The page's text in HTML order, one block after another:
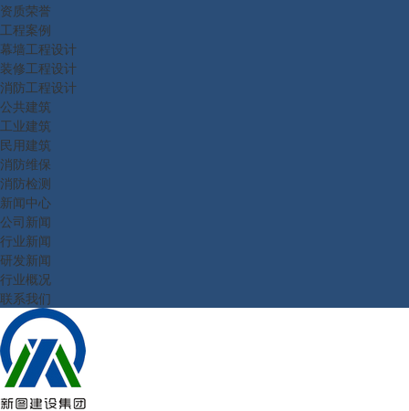
资质荣誉
工程案例
幕墙工程设计
装修工程设计
消防工程设计
公共建筑
工业建筑
民用建筑
消防维保
消防检测
新闻中心
公司新闻
行业新闻
研发新闻
行业概况
联系我们